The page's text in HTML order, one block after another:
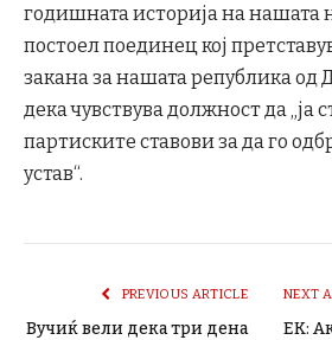
годишната историја на нашата
постоел поединец кој
закана за нашата република од
дека чувствува должност да „ја
партиските ставови за да го
устав“.
PREVIOUS ARTICLE
Вучиќ вели дека три дена
NEXT
ЕК: